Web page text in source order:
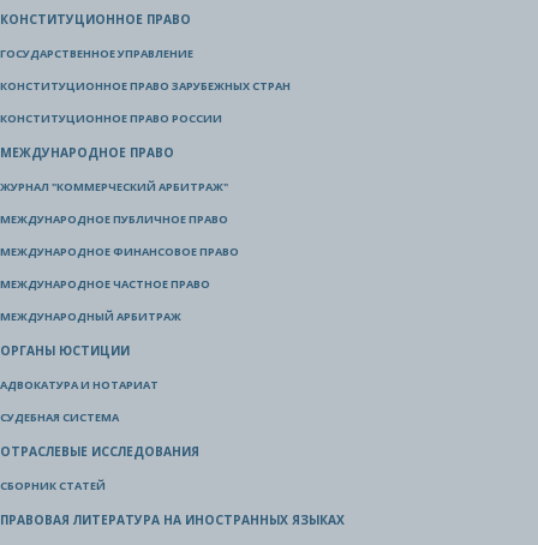
КОНСТИТУЦИОННОЕ ПРАВО
ГОСУДАРСТВЕННОЕ УПРАВЛЕНИЕ
КОНСТИТУЦИОННОЕ ПРАВО ЗАРУБЕЖНЫХ СТРАН
КОНСТИТУЦИОННОЕ ПРАВО РОССИИ
МЕЖДУНАРОДНОЕ ПРАВО
ЖУРНАЛ "КОММЕРЧЕСКИЙ АРБИТРАЖ"
МЕЖДУНАРОДНОЕ ПУБЛИЧНОЕ ПРАВО
МЕЖДУНАРОДНОЕ ФИНАНСОВОЕ ПРАВО
МЕЖДУНАРОДНОЕ ЧАСТНОЕ ПРАВО
МЕЖДУНАРОДНЫЙ АРБИТРАЖ
ОРГАНЫ ЮСТИЦИИ
АДВОКАТУРА И НОТАРИАТ
СУДЕБНАЯ СИСТЕМА
ОТРАСЛЕВЫЕ ИССЛЕДОВАНИЯ
СБОРНИК СТАТЕЙ
ПРАВОВАЯ ЛИТЕРАТУРА НА ИНОСТРАННЫХ ЯЗЫКАХ